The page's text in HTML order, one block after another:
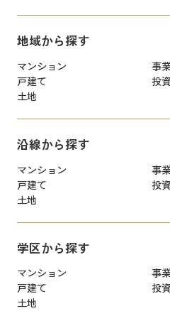
地域から探す
マンション
事
戸建て
投
土地
沿線から探す
マンション
事
戸建て
投
土地
学区から探す
マンション
事
戸建て
投
土地